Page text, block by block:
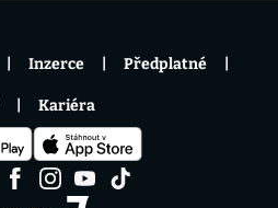
Inzerce Předplatné
Kariéra